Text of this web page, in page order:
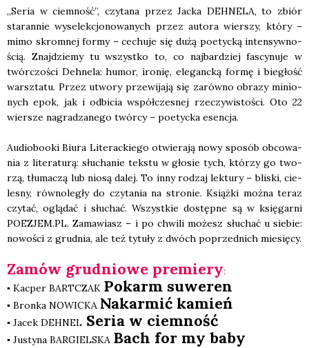
„Seria w ciem­ność”, czy­ta­na przez Jac­ka DEHNELA, to zbiór
sta­ran­nie wyse­lek­cjo­no­wa­nych przez auto­ra wier­szy, któ­ry –
mimo skrom­nej for­my – cechu­je się dużą poetyc­ką inten­syw­no­
ścią. Znaj­dzie­my tu wszyst­ko to, co naj­bar­dziej fascy­nu­je w
twór­czo­ści Deh­ne­la: humor, iro­nię, ele­ganc­ką for­mę i bie­głość
warsz­ta­tu. Przez utwo­ry prze­wi­ja­ją się zarów­no obra­zy minio­
nych epok, jak i odbi­cia współ­cze­snej rze­czy­wi­sto­ści. Oto 22
wier­sze nagra­dza­ne­go twór­cy – poetyc­ka esen­cja.
Audio­bo­oki Biu­ra Lite­rac­kie­go otwie­ra­ją nowy spo­sób obco­wa­
nia z lite­ra­tu­rą: słu­cha­nie tek­stu w gło­sie tych, któ­rzy go two­
rzą, tłu­ma­czą lub nio­są dalej. To inny rodzaj lek­tu­ry – bli­ski, cie­
le­sny, rów­no­le­gły do czy­ta­nia na stro­nie. Książ­ki moż­na teraz
czy­tać, oglą­dać i słu­chać. Wszyst­kie dostęp­ne są w księ­gar­ni
POEZJEM.PL. Zama­wiasz – i po chwi­li możesz słu­chać u sie­bie:
nowo­ści z grud­nia, ale też tytu­ły z dwóch poprzed­nich mie­się­cy.
Zamów gru­dnio­we pre­mie­ry:
▪ Kac­per BARTCZAK Pokarm suwe­ren
▪ Bron­ka NOWICKA Nakar­mić kamień
▪ Jacek DEHNEL Seria w ciem­ność
▪ Justy­na BARGIELSKA Bach for my baby